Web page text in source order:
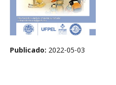
Publicado: 2022-05-03